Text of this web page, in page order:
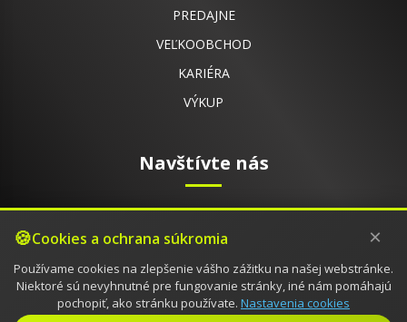
PREDAJNE
VEĽKOOBCHOD
KARIÉRA
VÝKUP
Navštívte nás
E-SHOP
VSTUP DO B2B
KONTAKT
STAV BODOV
×
Cookies a ochrana súkromia
Používame cookies na zlepšenie vášho zážitku na našej webstránke.
Niektoré sú nevyhnutné pre fungovanie stránky, iné nám pomáhajú
pochopiť, ako stránku používate. Nastavenia cookies